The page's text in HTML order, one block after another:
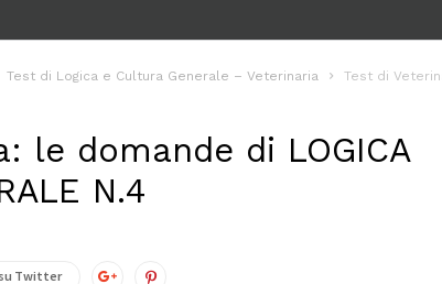
Test di Logica e Cultura Generale – Veterinaria
Test di
le domande di LOGICA
N.4
Twitter